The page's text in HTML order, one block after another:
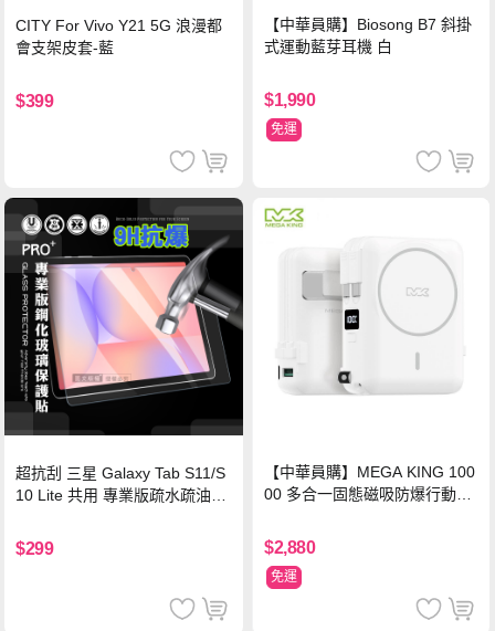
CITY For Vivo Y21 5G 浪漫都
會支架皮套-藍
$399
【中華員購】Biosong B7 斜掛
式運動藍芽耳機 白
$1,990
免運
超抗刮 三星 Galaxy Tab S11/S
10 Lite 共用 專業版疏水疏油9H
$299
【中華員購】MEGA KING 100
00 多合一固態磁吸防爆行動電
$2,880
免運